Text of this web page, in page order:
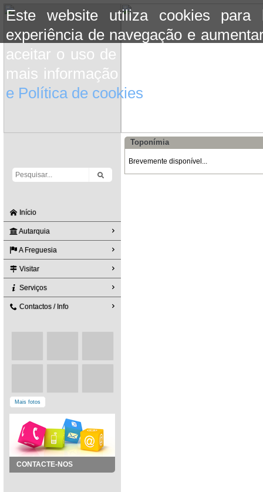
Este website utiliza cookies para
experiência de navegação e
aceitar o uso de cookies basta
mais informação consulte a
e Política de cookies
Início
Autarquia
A Freguesia
Visitar
Serviços
Contactos / Info
Mais fotos
CONTACTE-NOS
Toponímia
Brevemente disponível...